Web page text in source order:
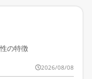
の特徴
2026/08/08